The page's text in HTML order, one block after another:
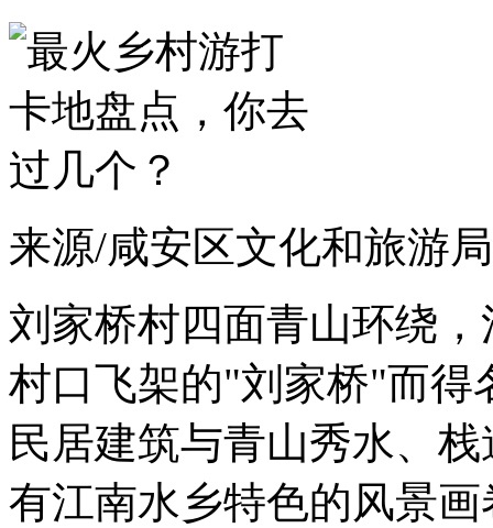
来源/咸安区文化和旅游局
刘家桥村四面青山环绕
村口飞架的"刘家桥"而得
民居建筑与青山秀水、
有江南水乡特色的风景画